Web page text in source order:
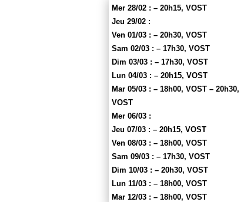
Mer 28/02 : – 20h15, VOST
Jeu 29/02 :
Ven 01/03 : – 20h30, VOST
Sam 02/03 : – 17h30, VOST
Dim 03/03 : – 17h30, VOST
Lun 04/03 : – 20h15, VOST
Mar 05/03 : – 18h00, VOST – 20h30,
VOST
Mer 06/03 :
Jeu 07/03 : – 20h15, VOST
Ven 08/03 : – 18h00, VOST
Sam 09/03 : – 17h30, VOST
Dim 10/03 : – 20h30, VOST
Lun 11/03 : – 18h00, VOST
Mar 12/03 : – 18h00, VOST